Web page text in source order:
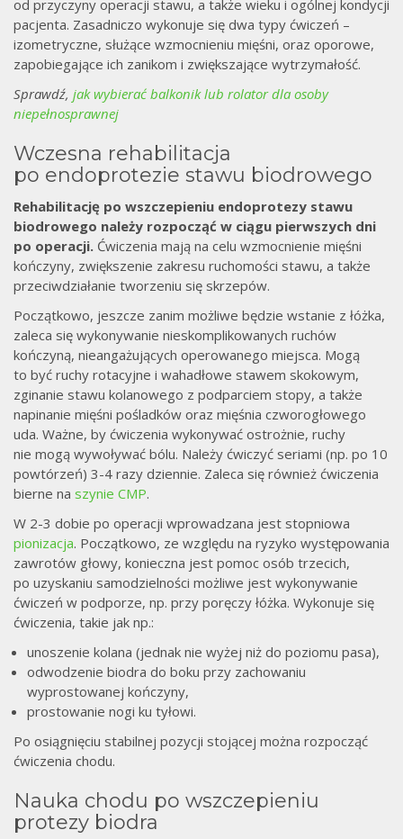
od przyczyny operacji stawu, a także wieku i ogólnej kondycji
pacjenta. Zasadniczo wykonuje się dwa typy ćwiczeń –
izometryczne, służące wzmocnieniu mięśni, oraz oporowe,
zapobiegające ich zanikom i zwiększające wytrzymałość.
Sprawdź, jak wybierać balkonik lub rolator dla osoby
niepełnosprawnej
Wczesna rehabilitacja
po endoprotezie stawu biodrowego
Rehabilitację po wszczepieniu endoprotezy stawu
biodrowego należy rozpocząć w ciągu pierwszych dni
po operacji. Ćwiczenia mają na celu wzmocnienie mięśni
kończyny, zwiększenie zakresu ruchomości stawu, a także
przeciwdziałanie tworzeniu się skrzepów.
Początkowo, jeszcze zanim możliwe będzie wstanie z łóżka,
zaleca się wykonywanie nieskomplikowanych ruchów
kończyną, nieangażujących operowanego miejsca. Mogą
to być ruchy rotacyjne i wahadłowe stawem skokowym,
zginanie stawu kolanowego z podparciem stopy, a także
napinanie mięśni pośladków oraz mięśnia czworogłowego
uda. Ważne, by ćwiczenia wykonywać ostrożnie, ruchy
nie mogą wywoływać bólu. Należy ćwiczyć seriami (np. po 10
powtórzeń) 3-4 razy dziennie. Zaleca się również ćwiczenia
bierne na szynie CMP.
W 2-3 dobie po operacji wprowadzana jest stopniowa
pionizacja. Początkowo, ze względu na ryzyko występowania
zawrotów głowy, konieczna jest pomoc osób trzecich,
po uzyskaniu samodzielności możliwe jest wykonywanie
ćwiczeń w podporze, np. przy poręczy łóżka. Wykonuje się
ćwiczenia, takie jak np.:
unoszenie kolana (jednak nie wyżej niż do poziomu pasa),
odwodzenie biodra do boku przy zachowaniu
wyprostowanej kończyny,
prostowanie nogi ku tyłowi.
Po osiągnięciu stabilnej pozycji stojącej można rozpocząć
ćwiczenia chodu.
Nauka chodu po wszczepieniu
protezy biodra